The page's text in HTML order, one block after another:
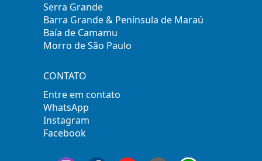
Serra Grande
Barra Grande & Península de Maraú
Baía de Camamu
Morro de São Paulo
CONTATO
Entre em contato
WhatsApp
Instagram
Facebook